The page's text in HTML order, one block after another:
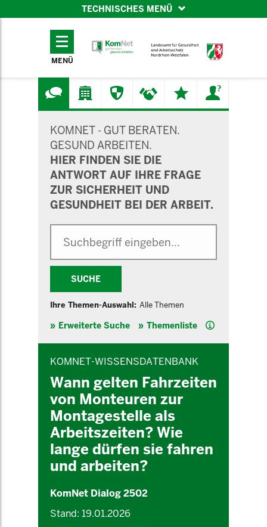
TECHNISCHES MENÜ
TECHNISCHES
MENÜ
KOMNET - GUT BERATEN.
GESUND ARBEITEN.
HIER FINDEN SIE DIE
ANTWORT AUF IHRE FRAGE
ZUR SICHERHEIT UND
GESUNDHEIT BEI DER ARBEIT.
SUCHE
Ihre Themen-Auswahl: Alle Themen
Erweiterte Suche Themenliste Hilfe
KOMNET-WISSENSDATENBANK
Wann gelten Fahrzeiten
von Monteuren zur
Montagestelle als
Arbeitszeiten? Wie
lange dürfen sie fahren
und arbeiten?
KomNet Dialog 2502
Stand: 19.01.2026